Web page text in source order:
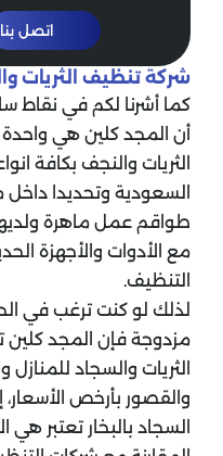
اتصل بنا
شركة تنظيف الثريات
كما أشرنا لكم في نقاط
أن المجد كلين هي
الثريات والنجف بكافة
السعودية وتحديدا
طواقم عمل ماهرة
مع الأدوات والأجهزة
التنظيف.
لذلك لو كنت ترغب في
مزدوجة فإن المجد
الثريات والسجاد
والقصور بأرخص
السجاد بالبخار تعتبر